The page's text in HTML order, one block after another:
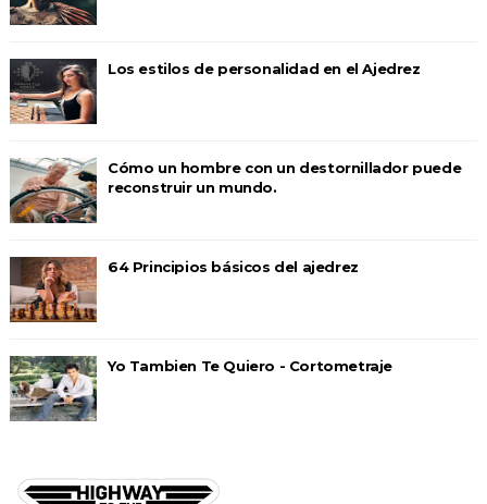
Los estilos de personalidad en el Ajedrez
Cómo un hombre con un destornillador puede
reconstruir un mundo.
64 Principios básicos del ajedrez
Yo Tambien Te Quiero - Cortometraje